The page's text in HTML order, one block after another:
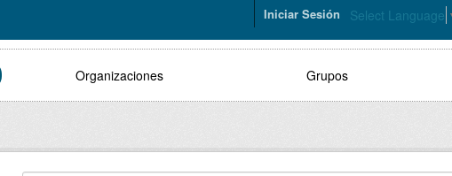
Select Language
Iniciar Sesión
Organizaciones Grupos